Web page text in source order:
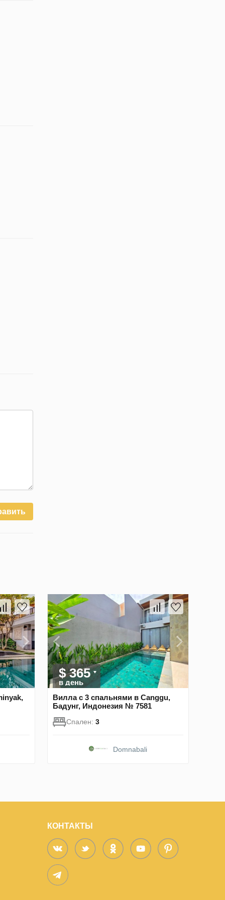
$ 365
в день
Вилла с 3 спальнями в Canggu,
Бадунг, Индонезия № 7581
Спален: 3
Domnabali
КОНТАКТЫ